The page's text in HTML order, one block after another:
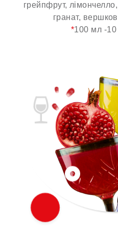
грейпфрут,
гранат,
*100 мл -10